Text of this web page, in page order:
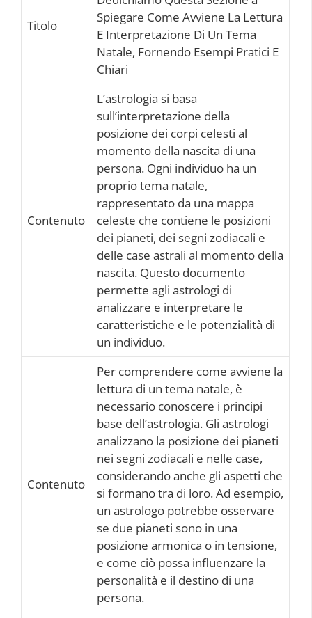
Titolo
Spiegare Come Avviene La Lettura
E Interpretazione Di Un Tema
Natale, Fornendo Esempi Pratici E
Chiari
Contenuto
L’astrologia si basa
sull’interpretazione della
posizione dei corpi celesti al
momento della nascita di una
persona. Ogni individuo ha un
proprio tema natale,
rappresentato da una mappa
celeste che contiene le posizioni
dei pianeti, dei segni zodiacali e
delle case astrali al momento della
nascita. Questo documento
permette agli astrologi di
analizzare e interpretare le
caratteristiche e le potenzialità di
un individuo.
Contenuto
Per comprendere come avviene la
lettura di un tema natale, è
necessario conoscere i principi
base dell’astrologia. Gli astrologi
analizzano la posizione dei pianeti
nei segni zodiacali e nelle case,
considerando anche gli aspetti che
si formano tra di loro. Ad esempio,
un astrologo potrebbe osservare
se due pianeti sono in una
posizione armonica o in tensione,
e come ciò possa influenzare la
personalità e il destino di una
persona.